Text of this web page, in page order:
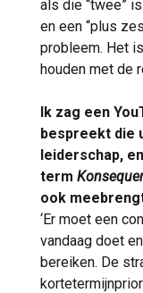
als die “twee”
en een “plus
probleem. Het
houden met de
Ik zag een
bespreekt die
leiderschap,
term
ook
‘Er moet een
vandaag doet
bereiken. De